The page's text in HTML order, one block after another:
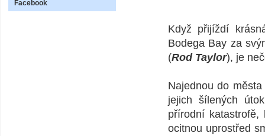
Facebook
Když přijíždí
Bodega Bay za
(Rod Taylor), je
Najednou do
jejich šílených
přírodní
ocitnou uprostřed